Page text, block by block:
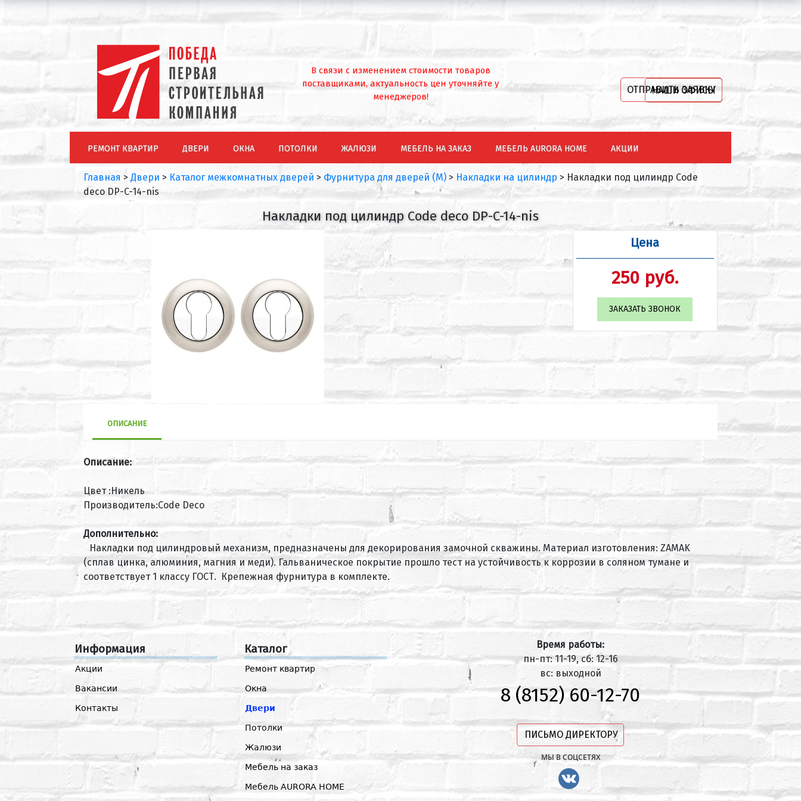
В связи с изменением стоимости товаров
поставщиками, актуальность цен уточняйте у
менеджеров!
ОТПРАВИТЬ ЗАЯВКУ
НАШИ ОФИСЫ
РЕМОНТ КВАРТИР ДВЕРИ ОКНА ПОТОЛКИ ЖАЛЮЗИ МЕБЕЛЬ НА ЗАКАЗ МЕБЕЛЬ AURORA HOME АКЦИИ
Главная > Двери > Каталог межкомнатных дверей > Фурнитура для дверей (М) > Накладки на цилиндр > Накладки под цилиндр Code
deco DP-C-14-nis
Накладки под цилиндр Code deco DP-C-14-nis
Цена
250 руб.
ЗАКАЗАТЬ ЗВОНОК
ОПИСАНИЕ
Описание:
Цвет :Никель
Производитель:Code Deco
Дополнительно:
Накладки под цилиндровый механизм, предназначены для декорирования замочной скважины. Материал изготовления: ZAMAK
(сплав цинка, алюминия, магния и меди). Гальваническое покрытие прошло тест на устойчивость к коррозии в соляном тумане и
соответствует 1 классу ГОСТ. Крепежная фурнитура в комплекте.
Информация
Акции
Вакансии
Контакты
Каталог
Ремонт квартир
Окна
Двери
Потолки
Жалюзи
Мебель на заказ
Мебель AURORA HOME
Время работы:
пн-пт: 11-19, сб: 12-16
вс: выходной
8 (8152) 60-12-70
ПИСЬМО ДИРЕКТОРУ
МЫ В СОЦСЕТЯХ